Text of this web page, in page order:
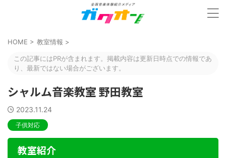
HOME > 教室情報 >
この記事にはPRが含まれます。掲載内容は更新日時点での情報であ
り、最新ではない場合がございます。
シャルム音楽教室 野田教室
2023.11.24
子供対応
教室紹介